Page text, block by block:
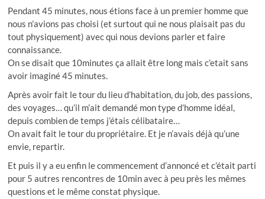
Pendant 45 minutes, nous étions face à un premier homme que
nous n’avions pas choisi (et surtout qui ne nous plaisait pas du
tout physiquement) avec qui nous devions parler et faire
connaissance.
On se disait que 10minutes ça allait être long mais c’etait sans
avoir imaginé 45 minutes.
Après avoir fait le tour du lieu d’habitation, du job, des passions,
des voyages… qu’il m’ait demandé mon type d’homme idéal,
depuis combien de temps j’étais célibataire…
On avait fait le tour du propriétaire. Et je n’avais déjà qu’une
envie, repartir.
Et puis il y a eu enfin le commencement d’annoncé et c’était parti
pour 5 autres rencontres de 10min avec à peu près les mêmes
questions et le même constat physique.